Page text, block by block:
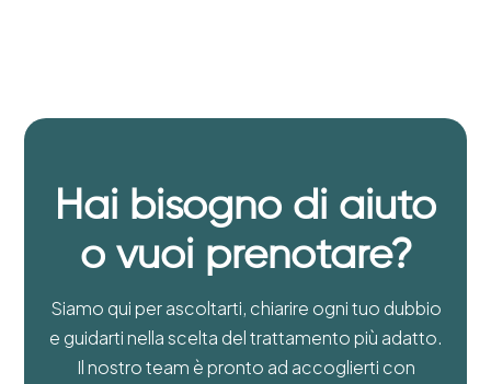
Hai bisogno di aiuto
o vuoi prenotare?
Siamo qui per ascoltarti, chiarire ogni tuo dubbio
e guidarti nella scelta del trattamento più adatto.
Il nostro team è pronto ad accoglierti con